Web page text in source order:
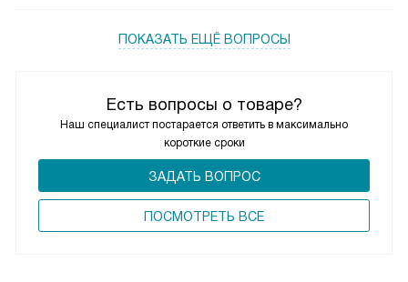
Есть вопросы о товаре?
Наш специалист постарается ответить в максимально
короткие сроки
ЗАДАТЬ ВОПРОС
ПОCМОТРЕТЬ ВСЕ
ПОКАЗАТЬ ЕЩЁ ВОПРОСЫ